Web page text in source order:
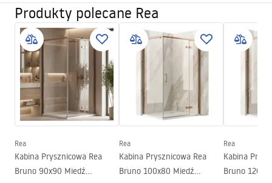
Rodzaj baterii:
Termostatyczna
Sposób montażu:
Podtynkowy
Regulacja wysokości:
Tak
Wylewka wannowa:
Nie
Regulacja ciśnienia:
Nie
System Anti-Calc
Tak
Powłoka:
Gwarancja
Informacje o bezpieczeństwie
Safety_Information_Shower_set.pdf
Warunki gwarancji
Warranty_Terms_and_Conditions_Faucets_-_5.pdf
Instrukcja montażu
Produkty polecane Rea
Rea
Kabina Prysznicowa Rea
Bruno 90x90 Miedź
Rea
Kabina Prysznicowa Rea
Bruno 100x80 Miedź
Rea
Kabina
Bruno